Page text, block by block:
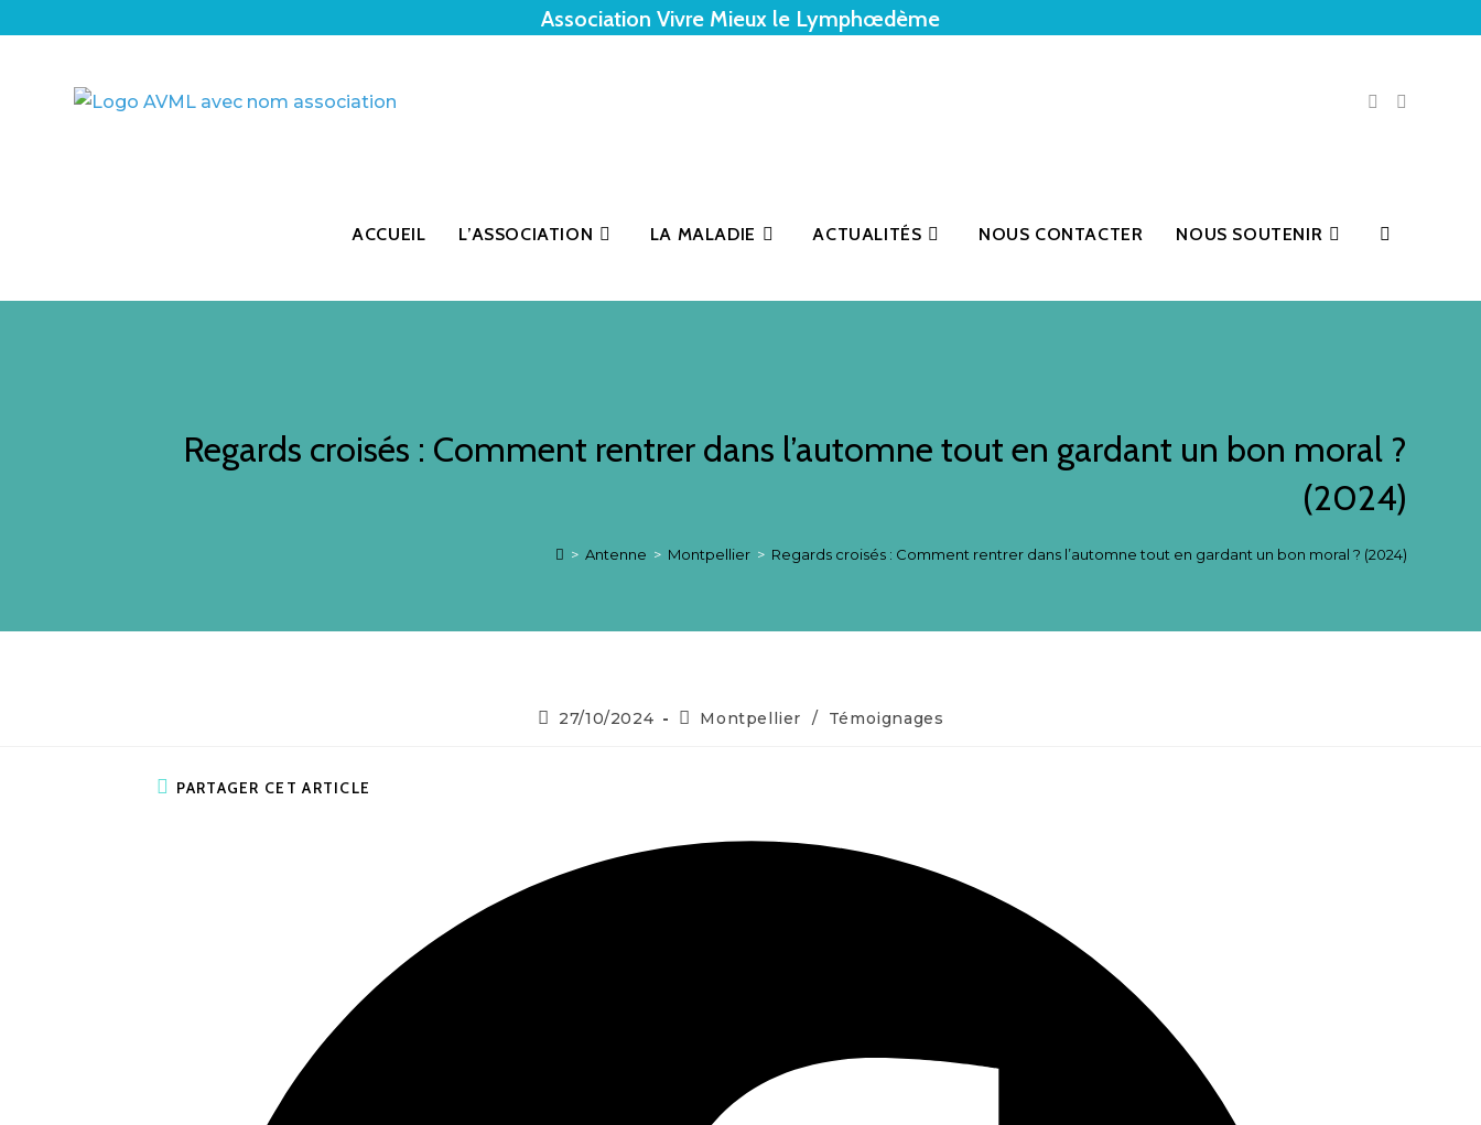
Association Vivre Mieux le Lymphœdème
ACCUEIL L’ASSOCIATION LA MALADIE ACTUALITÉS NOUS CONTACTER NOUS SOUTENIR
Regards croisés : Comment rentrer dans l’automne tout en gardant un bon moral ?
(2024)
> Antenne > Montpellier > Regards croisés : Comment rentrer dans l’automne tout en gardant un bon moral ? (2024)
27/10/2024 Montpellier / Témoignages
PARTAGER CET ARTICLE